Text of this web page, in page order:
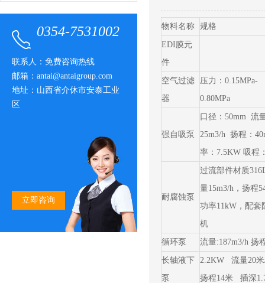
0354-7531002
联系人：免费咨询热线
邮箱：antai@antaigroup.com
地址：山西省介休市安泰工业
区
立即咨询
物料名称 规格
EDI膜元
件
空气过滤
器
压力：0.15MPa-
0.80MPa
强自吸泵
口径：50mm 流
25m3/h 扬程：
率：7.5KW 吸程
耐腐蚀泵
过流部件材质
量15m3/h，扬程
功率11kW，配套
机
循环泵 流量:187m3/h 扬
长轴液下
泵
2.2KW 流量20
扬程14米 插深